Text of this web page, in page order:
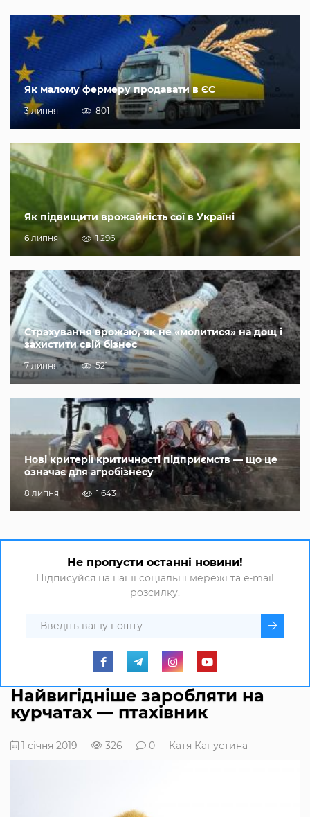
Як малому фермеру продавати в ЄС
3 липня 801
Як підвищити врожайність сої в Україні
6 липня 1 296
Страхування врожаю, як не «молитися» на дощ і
захистити свій бізнес
7 липня 521
Нові критерії критичності підприємств — що це
означає для агробізнесу
8 липня 1 643
Не пропусти останні новини!
Підписуйся на наші соціальні мережі та e-mail
розсилку.
Найвигідніше заробляти на
курчатах — птахівник
1 січня 2019 326 0 Катя Капустина